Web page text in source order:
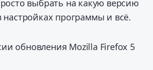
выбрать на какую версию
настройках программы и всё.